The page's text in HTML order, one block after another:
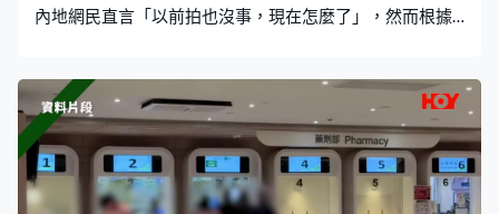
內地網民直言「以前拍也沒事，現在怎麼了」，然而根據
內地社交平台小紅書流傳一組偷拍相，相中一名全日空
（ANA）空姐正坐在機艙緊急出口工作座位，低頭使用平
板電腦，或未注意被人偷拍，部分照片甚至清晰顯示該空
服員的名牌，帖文更寫上「全日空的小姐姐我都愛，特別
還是日產的」，還加上「黑絲」、「美腿」等露骨